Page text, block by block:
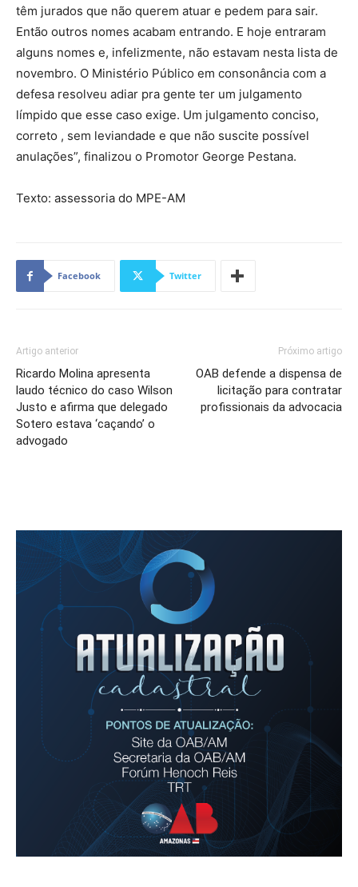
têm jurados que não querem atuar e pedem para sair.
Então outros nomes acabam entrando. E hoje entraram
alguns nomes e, infelizmente, não estavam nesta lista de
novembro. O Ministério Público em consonância com a
defesa resolveu adiar pra gente ter um julgamento
límpido que esse caso exige. Um julgamento conciso,
correto , sem leviandade e que não suscite possível
anulações”, finalizou o Promotor George Pestana.
Texto: assessoria do MPE-AM
Facebook Twitter
Artigo anterior
Ricardo Molina apresenta
laudo técnico do caso Wilson
Justo e afirma que delegado
Sotero estava ‘caçando’ o
advogado
Próximo artigo
OAB defende a dispensa de
licitação para contratar
profissionais da advocacia